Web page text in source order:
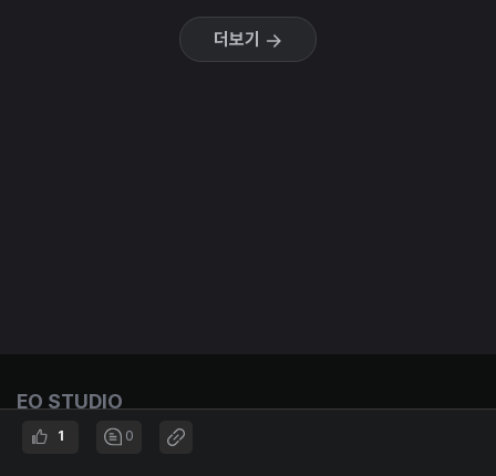
더보기
1 0
EO STUDIO
Entrepreneurship & Opportunities